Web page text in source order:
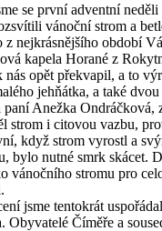
se první adventní neděli
vánoční strom a
nejkrásnějšího období
kapela Horané z
nás opět překvapil, a to
jehňátka, a také
paní Anežka Ondráčková,
strom i citovou vazbu,
když strom vyrostl a
bylo nutné smrk skácet.
vánočního stromu pro
jsme tentokrát
Obyvatelé Číměře a